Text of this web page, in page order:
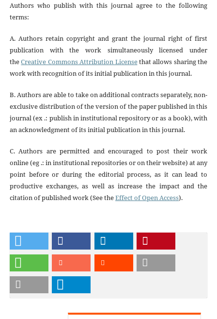
Authors who publish with this journal agree to the following
terms:
A. Authors retain copyright and grant the journal right of first
publication with the work simultaneously licensed under
theCreative Commons Attribution Licensethat allows sharing the
work with recognition of its initial publication in this journal.
B. Authors are able to take on additional contracts separately, non-
exclusive distribution of the version of the paper published in this
journal (ex .: publish in institutional repository or as a book), with
an acknowledgment of its initial publication in this journal.
C. Authors are permitted and encouraged to post their work
online (eg .: in institutional repositories or on their website) at any
point before or during the editorial process, as it can lead to
productive exchanges, as well as increase the impact and the
citation of published work (See theEffect of Open Access).